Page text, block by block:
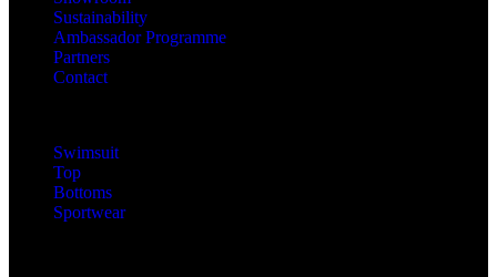
Sustainability
Ambassador Programme
Partners
Contact
Swimsuit
Top
Bottoms
Sportwear